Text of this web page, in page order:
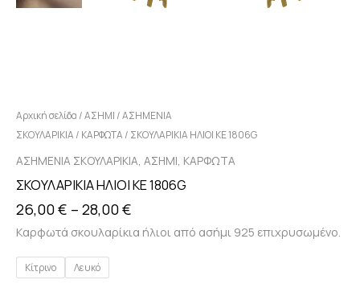
Αρχική σελίδα /ΑΣΗΜΙ /ΑΣΗΜΕΝΙΑ
ΣΚΟΥΛΑΡΙΚΙΑ / ΚΑΡΦΩΤΑ / ΣΚΟΥΛΑΡΙΚΙΑ ΗΛΙΟΙ KE 1806G
ΑΣΗΜΕΝΙΑ ΣΚΟΥΛΑΡΙΚΙΑ, ΑΣΗΜΙ, ΚΑΡΦΩΤΑ
ΣΚΟΥΛΑΡΙΚΙΑ ΗΛΙΟΙ KE 1806G
26,00€ – 28,00€
Καρφωτά σκουλαρίκια ήλιοι από ασήμι 925 επιχρυσωμένο.
Κίτρινο Λευκό